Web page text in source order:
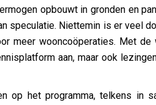
opbouwt in gronden en
speculatie. Niettemin is er veel
meer wooncoöperaties. Met de
aan, maar ook
op het programma, telkens in